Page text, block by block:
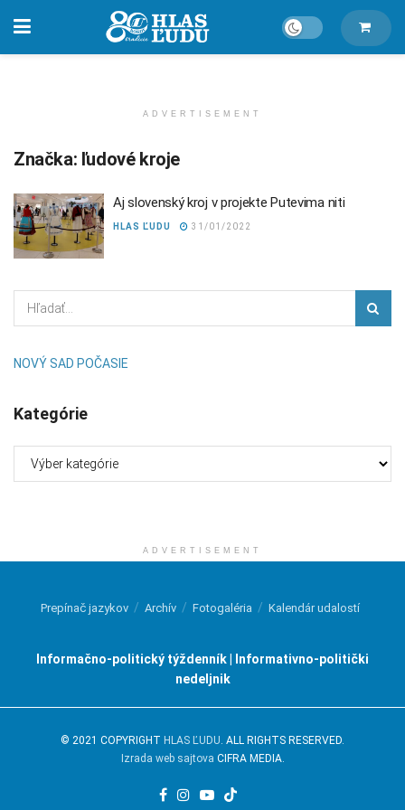
ADVERTISEMENT
Značka: ľudové kroje
Aj slovenský kroj v projekte Putevima niti
HLAS ĽUDU 31/01/2022
NOVÝ SAD POČASIE
Kategórie
ADVERTISEMENT
Prepínač jazykov Archív Fotogaléria Kalendár udalostí
Informačno-politický týždenník | Informativno-politički
nedeljnik
© 2021 COPYRIGHT HLAS ĽUDU . ALL RIGHTS RESERVED.
Izrada web sajtova CIFRA MEDIA.